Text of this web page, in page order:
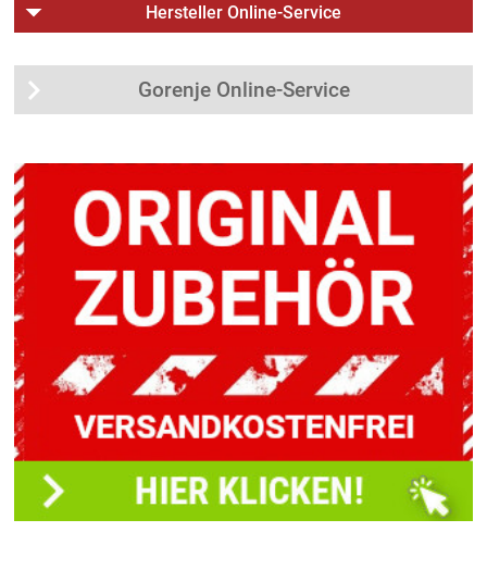
Hersteller Online-Service
Gorenje Online-Service